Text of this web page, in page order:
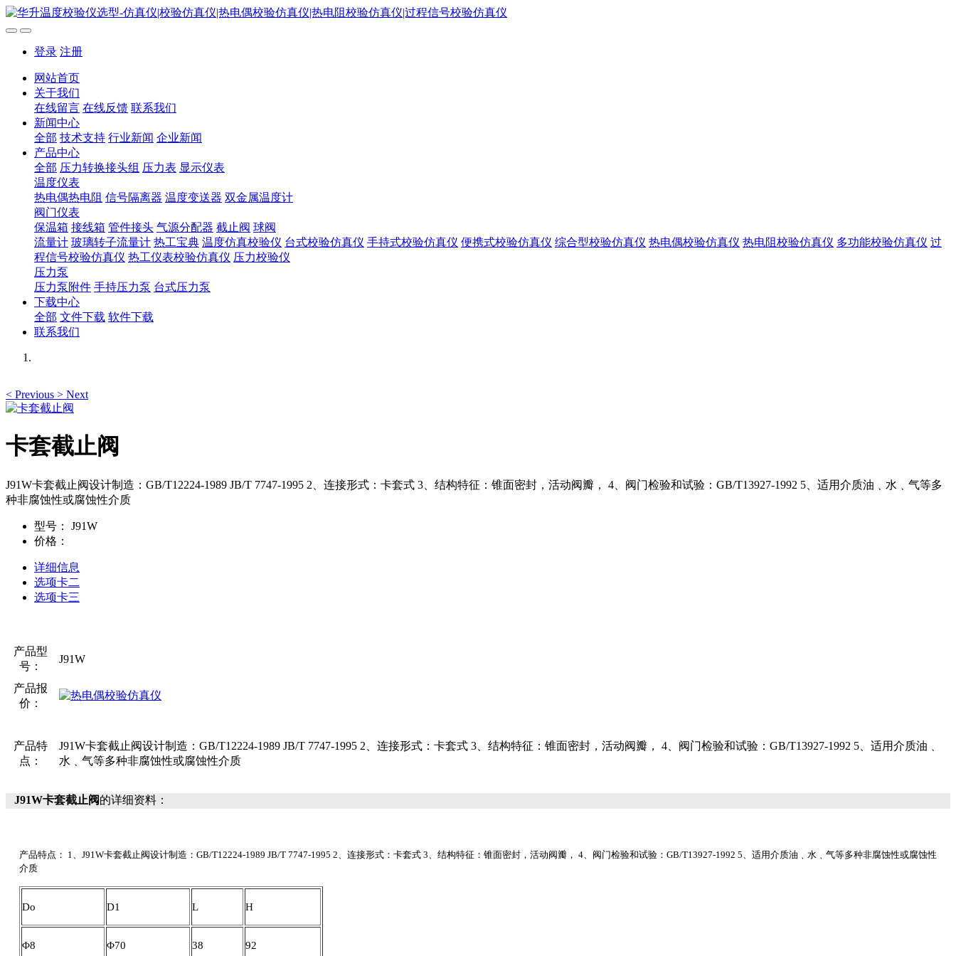
登录 注册
网站首页
关于我们
在线留言 在线反馈 联系我们
新闻中心
全部 技术支持 行业新闻 企业新闻
产品中心
全部 压力转换接头组 压力表 显示仪表
温度仪表
热电偶热电阻 信号隔离器 温度变送器 双金属温度计
阀门仪表
保温箱 接线箱 管件接头 气源分配器 截止阀 球阀
流量计 玻璃转子流量计 热工宝典 温度仿真校验仪 台式校验仿真仪 手持式校验仿真仪 便携式校验仿真仪 综合型校验仿真仪 热电偶校验仿真仪 热电阻校验仿真仪 多功能校验仿真仪 过
程信号校验仿真仪 热工仪表校验仿真仪 压力校验仪
压力泵
压力泵附件 手持压力泵 台式压力泵
下载中心
全部 文件下载 软件下载
联系我们
< Previous > Next
卡套截止阀
J91W卡套截止阀设计制造：GB/T12224-1989 JB/T 7747-1995 2、连接形式：卡套式 3、结构特征：锥面密封，活动阀瓣， 4、阀门检验和试验：GB/T13927-1992 5、适用介质油﹑水﹑气等多
种非腐蚀性或腐蚀性介质
型号：
J91W
价格：
详细信息
选项卡二
选项卡三
产品型
号：
J91W
产品报
价：
产品特
点：
J91W卡套截止阀设计制造：GB/T12224-1989 JB/T 7747-1995 2、连接形式：卡套式 3、结构特征：锥面密封，活动阀瓣， 4、阀门检验和试验：GB/T13927-1992 5、适用介质油﹑
水﹑气等多种非腐蚀性或腐蚀性介质
J91W卡套截止阀的详细资料：
产品特点： 1、J91W卡套截止阀设计制造：GB/T12224-1989 JB/T 7747-1995 2、连接形式：卡套式 3、结构特征：锥面密封，活动阀瓣， 4、阀门检验和试验：GB/T13927-1992 5、适用介质油﹑水﹑气等多种非腐蚀性或腐蚀性
介质
Do D1 L H
Φ8 Φ70 38 92